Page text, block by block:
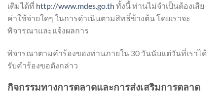
เติมได้ที่ http://www.mdes.go.th ทั้งนี้ ท่านไม่จำเป็นต้องเสีย
ค่าใช้จ่ายใดๆ ในการดำเนินตามสิทธิ์ข้างต้น โดยเราจะ
พิจารณาและแจ้งผลการ
พิจารณาตามคำร้องของท่านภายใน 30 วันนับแต่วันที่เราได้
รับคำร้องขอดังกล่าว
กิจกรรมทางการตลาดและการส่งเสริมการตลาด